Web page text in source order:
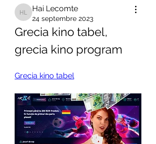
Hai Lecomte
Hai Lecomte
24 septembre 2023
Grecia kino tabel,
grecia kino program
Grecia kino tabel